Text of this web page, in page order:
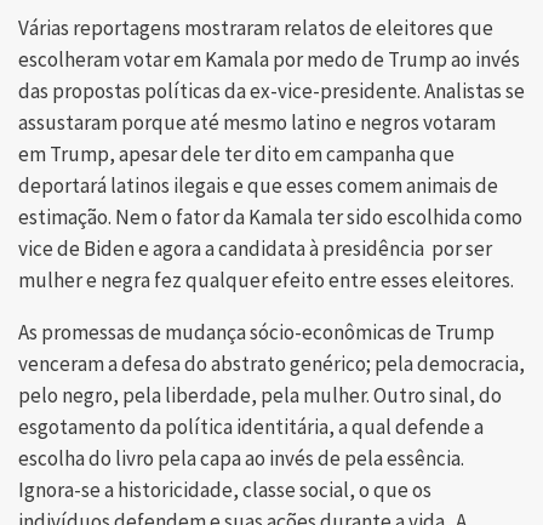
Várias reportagens mostraram relatos de eleitores que
escolheram votar em Kamala por medo de Trump ao invés
das propostas políticas da ex-vice-presidente. Analistas se
assustaram porque até mesmo latino e negros votaram
em Trump, apesar dele ter dito em campanha que
deportará latinos ilegais e que esses comem animais de
estimação. Nem o fator da Kamala ter sido escolhida como
vice de Biden e agora a candidata à presidência por ser
mulher e negra fez qualquer efeito entre esses eleitores.
As promessas de mudança sócio-econômicas de Trump
venceram a defesa do abstrato genérico; pela democracia,
pelo negro, pela liberdade, pela mulher. Outro sinal, do
esgotamento da política identitária, a qual defende a
escolha do livro pela capa ao invés de pela essência.
Ignora-se a historicidade, classe social, o que os